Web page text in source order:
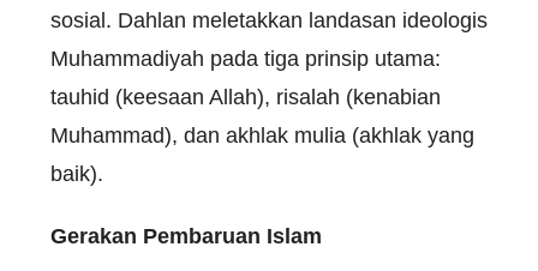
sosial. Dahlan meletakkan landasan ideologis
Muhammadiyah pada tiga prinsip utama:
tauhid (keesaan Allah), risalah (kenabian
Muhammad), dan akhlak mulia (akhlak yang
baik).
Gerakan Pembaruan Islam